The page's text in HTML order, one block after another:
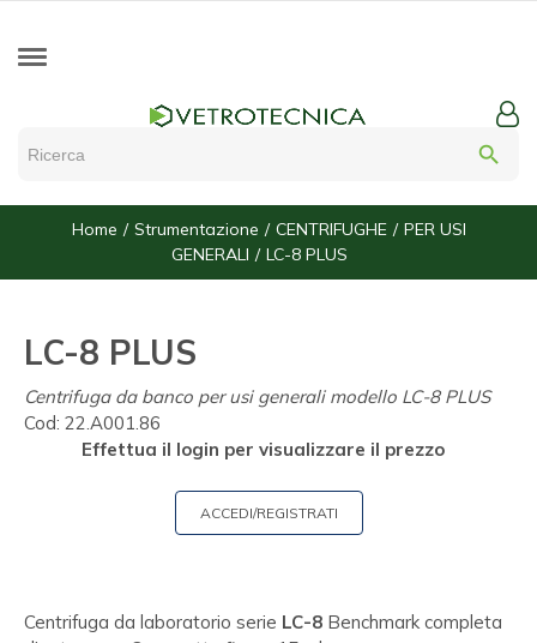
search
Home Strumentazione CENTRIFUGHE
PER USI
GENERALI
LC-8 PLUS
LC-8 PLUS
Centrifuga da banco per usi generali modello LC-8 PLUS
Cod: 22.A001.86
Effettua il login per visualizzare il prezzo
ACCEDI/REGISTRATI
Centrifuga da laboratorio serie LC-8 Benchmark completa